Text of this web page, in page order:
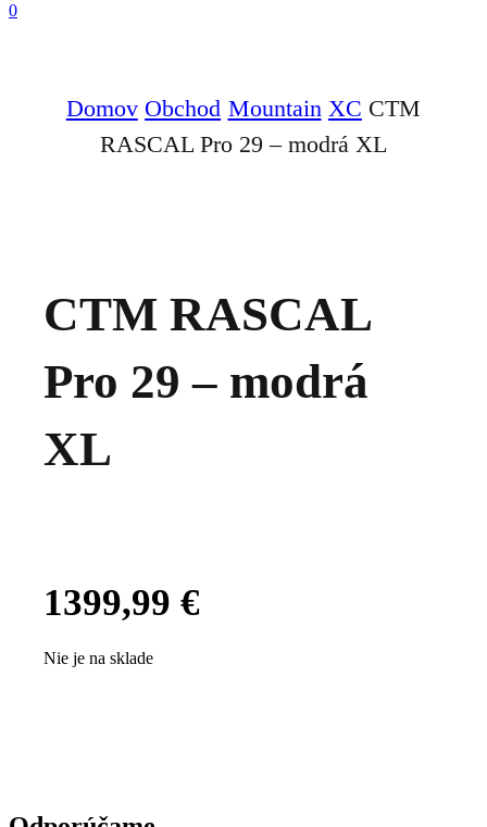
0
Domov Obchod Mountain XC CTM
RASCAL Pro 29 – modrá XL
CTM RASCAL
Pro 29 – modrá
XL
1399,99 €
Nie je na sklade